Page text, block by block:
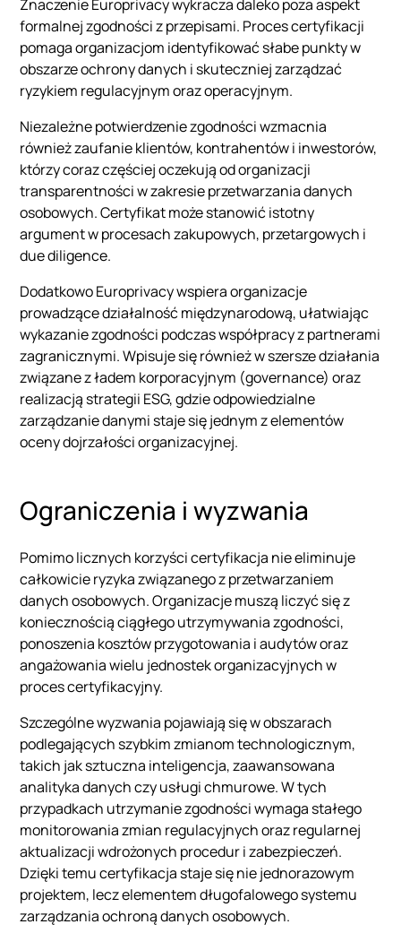
Znaczenie Europrivacy wykracza daleko poza aspekt
formalnej zgodności z przepisami. Proces certyfikacji
pomaga organizacjom identyfikować słabe punkty w
obszarze ochrony danych i skuteczniej zarządzać
ryzykiem regulacyjnym oraz operacyjnym.
Niezależne potwierdzenie zgodności wzmacnia
również zaufanie klientów, kontrahentów i inwestorów,
którzy coraz częściej oczekują od organizacji
transparentności w zakresie przetwarzania danych
osobowych. Certyfikat może stanowić istotny
argument w procesach zakupowych, przetargowych i
due diligence.
Dodatkowo Europrivacy wspiera organizacje
prowadzące działalność międzynarodową, ułatwiając
wykazanie zgodności podczas współpracy z partnerami
zagranicznymi. Wpisuje się również w szersze działania
związane z ładem korporacyjnym (governance) oraz
realizacją strategii ESG, gdzie odpowiedzialne
zarządzanie danymi staje się jednym z elementów
oceny dojrzałości organizacyjnej.
Ograniczenia i wyzwania
Pomimo licznych korzyści certyfikacja nie eliminuje
całkowicie ryzyka związanego z przetwarzaniem
danych osobowych. Organizacje muszą liczyć się z
koniecznością ciągłego utrzymywania zgodności,
ponoszenia kosztów przygotowania i audytów oraz
angażowania wielu jednostek organizacyjnych w
proces certyfikacyjny.
Szczególne wyzwania pojawiają się w obszarach
podlegających szybkim zmianom technologicznym,
takich jak sztuczna inteligencja, zaawansowana
analityka danych czy usługi chmurowe. W tych
przypadkach utrzymanie zgodności wymaga stałego
monitorowania zmian regulacyjnych oraz regularnej
aktualizacji wdrożonych procedur i zabezpieczeń.
Dzięki temu certyfikacja staje się nie jednorazowym
projektem, lecz elementem długofalowego systemu
zarządzania ochroną danych osobowych.